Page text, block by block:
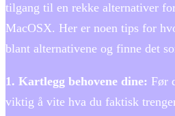
tilgang til en rekke alternativer
MacOSX. Her er noen tips for
blant alternativene og finne det
1. Kartlegg behovene dine: Før
viktig å vite hva du faktisk